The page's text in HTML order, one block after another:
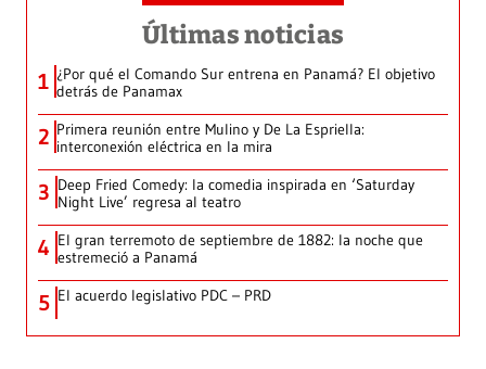
Últimas noticias
1 ¿Por qué el Comando Sur entrena en Panamá? El objetivo
detrás de Panamax
2 Primera reunión entre Mulino y De La Espriella:
interconexión eléctrica en la mira
3 Deep Fried Comedy: la comedia inspirada en ‘Saturday
Night Live’ regresa al teatro
4 El gran terremoto de septiembre de 1882: la noche que
estremeció a Panamá
5 El acuerdo legislativo PDC – PRD